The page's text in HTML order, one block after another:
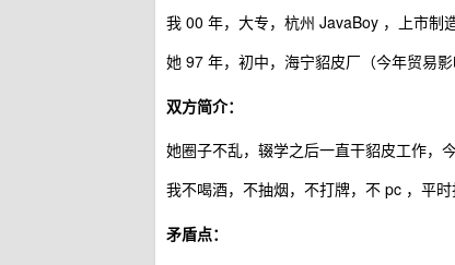
我 00 年，大专，杭州 JavaBoy ，上市制
她 97 年，初中，海宁貂皮厂（今年贸易
双方简介：
她圈子不乱，辍学之后一直干貂皮工作，
我不喝酒，不抽烟，不打牌，不 pc ，平
矛盾点：